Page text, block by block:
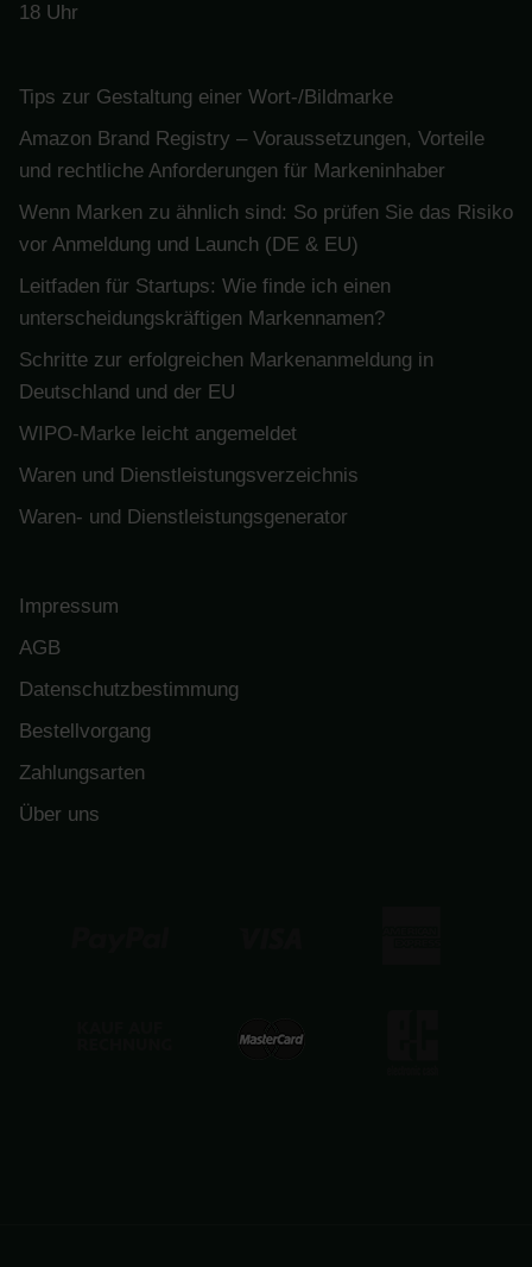
18 Uhr
Tips zur Gestaltung einer Wort-/Bildmarke
Amazon Brand Registry – Voraussetzungen, Vorteile
und rechtliche Anforderungen für Markeninhaber
Wenn Marken zu ähnlich sind: So prüfen Sie das Risiko
vor Anmeldung und Launch (DE & EU)
Leitfaden für Startups: Wie finde ich einen
unterscheidungskräftigen Markennamen?
Schritte zur erfolgreichen Markenanmeldung in
Deutschland und der EU
WIPO-Marke leicht angemeldet
Waren und Dienstleistungsverzeichnis
Waren- und Dienstleistungsgenerator
Impressum
AGB
Datenschutzbestimmung
Bestellvorgang
Zahlungsarten
Über uns